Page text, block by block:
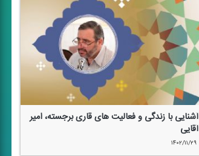
آشنایی با زندگی و فعالیت های قاری برجسته، امیر
آقایی
۱۴۰۲/۱۱/۲۹